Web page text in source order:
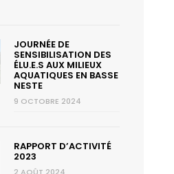
JOURNÉE DE
SENSIBILISATION DES
ÉLU.E.S AUX MILIEUX
AQUATIQUES EN BASSE
NESTE
9 OCTOBRE 2024
RAPPORT D’ACTIVITÉ
2023